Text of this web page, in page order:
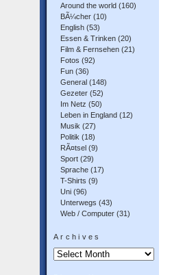
Around the world (160)
BÃ¼cher (10)
English (53)
Essen & Trinken (20)
Film & Fernsehen (21)
Fotos (92)
Fun (36)
General (148)
Gezeter (52)
Im Netz (50)
Leben in England (12)
Musik (27)
Politik (18)
RÃ¤tsel (9)
Sport (29)
Sprache (17)
T-Shirts (9)
Uni (96)
Unterwegs (43)
Web / Computer (31)
Archives
Archives